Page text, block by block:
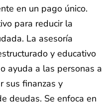
en un pago único.
para reducir la
La asesoría
y educativo
ayuda a las personas a
sus finanzas y
deudas. Se enfoca en